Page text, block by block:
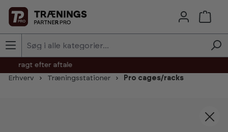
Skip to main content
efter aftale
Erhverv
Træningsstationer Pro cages/racks